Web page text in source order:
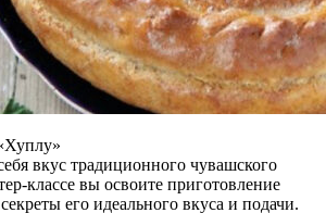
вкус традиционного чувашского
классе вы освоите приготовление
его идеального вкуса и подачи.